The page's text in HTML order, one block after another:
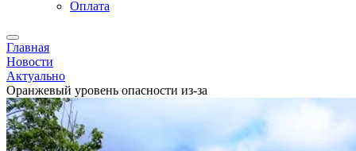
Оплата
Главная
Новости
Актуально
Оранжевый уровень опасности из-за